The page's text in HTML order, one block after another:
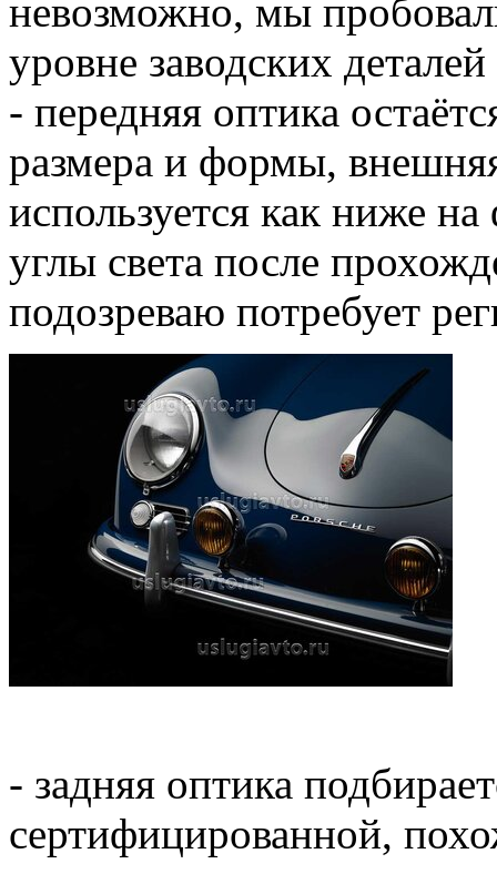
невозможно, мы
уровне заводских
- передняя оптика
размера и формы,
используется как ниже
углы света после
подозреваю потребует
- задняя оптика
сертифицированной,